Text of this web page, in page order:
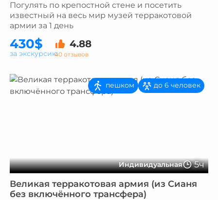
Погулять по крепостной стене и посетить
известный на весь мир музей терракотовой
армии за 1 день
430$ 4.88
40 отзывов
за экскурсию
Индивидуальная 5ч
пешком до 6 человек
Великая терракотовая армия (из Сианя
без включённого трансфера)